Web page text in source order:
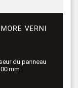
VERNI
du panneau
mm